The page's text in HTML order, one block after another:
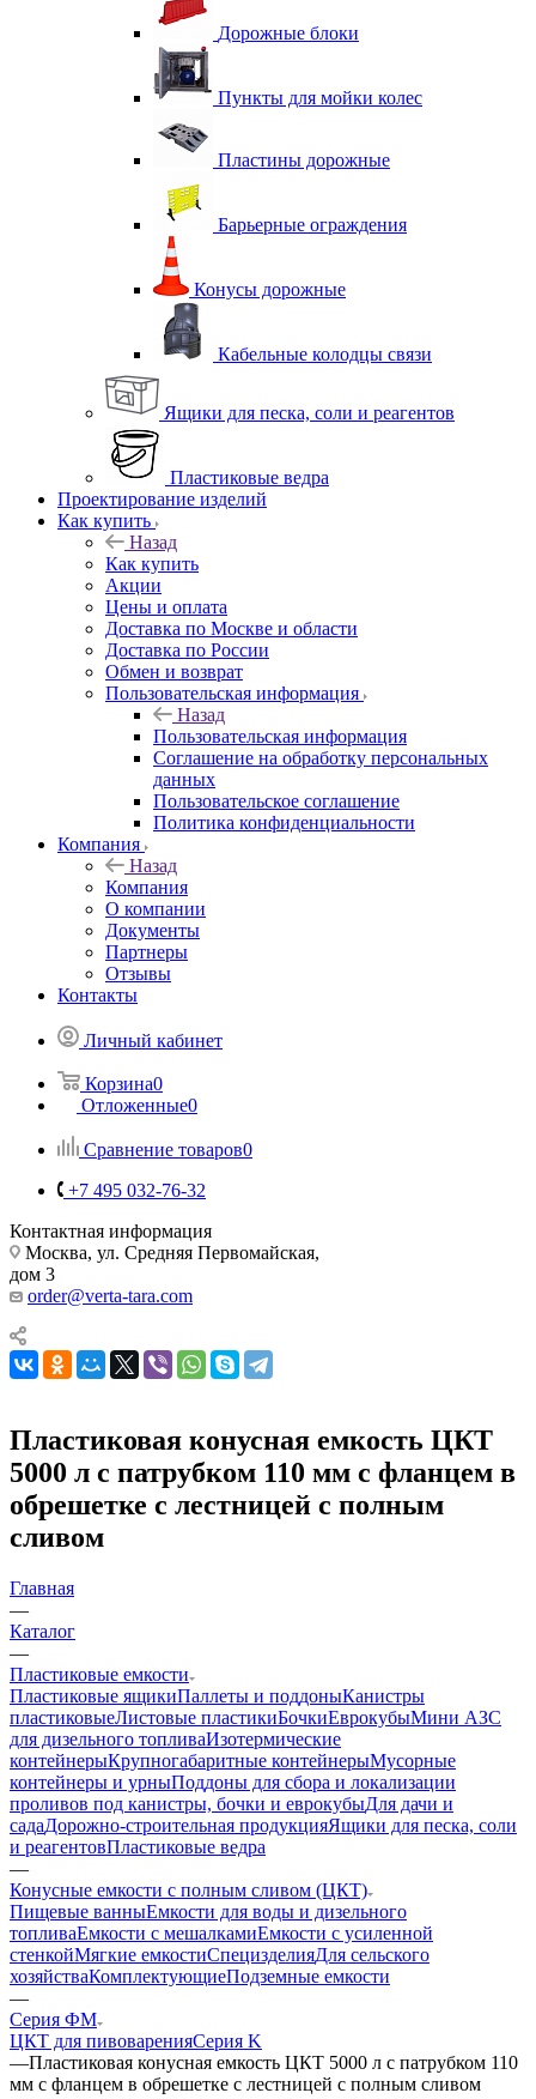
Дорожные блоки
Пункты для мойки колес
Пластины дорожные
Барьерные ограждения
Конусы дорожные
Кабельные колодцы связи
Ящики для песка, соли и реагентов
Пластиковые ведра
Проектирование изделий
Как купить
Назад
Как купить
Акции
Цены и оплата
Доставка по Москве и области
Доставка по России
Обмен и возврат
Пользовательская информация
Назад
Пользовательская информация
Соглашение на обработку персональных
данных
Пользовательское соглашение
Политика конфиденциальности
Компания
Назад
Компания
О компании
Документы
Партнеры
Отзывы
Контакты
Личный кабинет
Корзина0
Отложенные0
Сравнение товаров0
+7 495 032-76-32
Контактная информация
Москва, ул. Средняя Первомайская,
дом 3
order@verta-tara.com
Пластиковая конусная емкость ЦКТ
5000 л с патрубком 110 мм с фланцем в
обрешетке с лестницей с полным
сливом
Главная
—
Каталог
—
Пластиковые емкости
Пластиковые ящикиПаллеты и поддоныКанистры
пластиковыеЛистовые пластикиБочкиЕврокубыМини АЗС
для дизельного топливаИзотермические
контейнерыКрупногабаритные контейнерыМусорные
контейнеры и урныПоддоны для сбора и локализации
проливов под канистры, бочки и еврокубыДля дачи и
садаДорожно-строительная продукцияЯщики для песка, соли
и реагентовПластиковые ведра
—
Конусные емкости с полным сливом (ЦКТ)
Пищевые ванныЕмкости для воды и дизельного
топливаЕмкости с мешалкамиЕмкости с усиленной
стенкойМягкие емкостиСпецизделияДля сельского
хозяйстваКомплектующиеПодземные емкости
—
Серия ФМ
ЦКТ для пивоваренияСерия K
—Пластиковая конусная емкость ЦКТ 5000 л с патрубком 110
мм с фланцем в обрешетке с лестницей с полным сливом